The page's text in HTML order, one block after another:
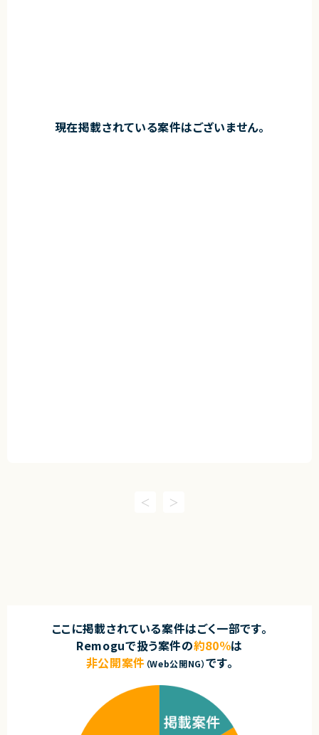
現在掲載されている案件はございません。
ここに掲載されている案件はごく一部です。
Remoguで扱う案件の約80％は
非公開案件 （Web公開NG）です。